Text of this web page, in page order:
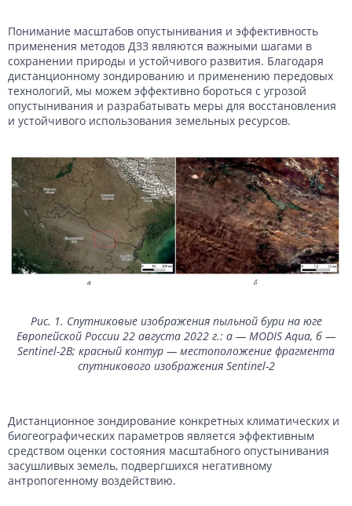
Понимание масштабов опустынивания и эффективность
применения методов ДЗЗ являются важными шагами в
сохранении природы и устойчивого развития. Благодаря
дистанционному зондированию и применению передовых
технологий, мы можем эффективно бороться с угрозой
опустынивания и разрабатывать меры для восстановления
и устойчивого использования земельных ресурсов.
Рис. 1. Спутниковые изображения пыльной бури на юге
Европейской России 22 августа 2022 г.: а — MODIS Aqua, б —
Sentinel-2B; красный контур — местоположение фрагмента
спутникового изображения Sentinel-2
Дистанционное зондирование конкретных климатических и
биогеографических параметров является эффективным
средством оценки состояния масштабного опустынивания
засушливых земель, подвергшихся негативному
антропогенному воздействию.